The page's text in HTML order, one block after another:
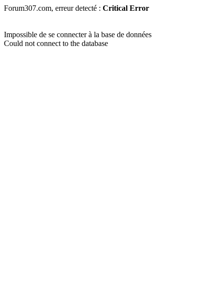
Forum307.com, erreur detecté : Critical Error
Impossible de se connecter à la base de données
Could not connect to the database